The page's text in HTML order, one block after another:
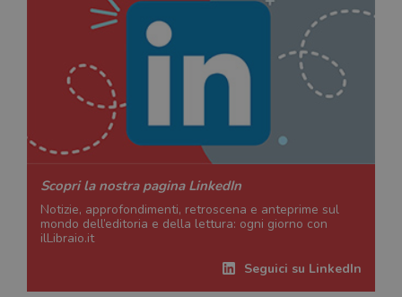
Scopri la nostra pagina LinkedIn
Notizie, approfondimenti, retroscena e anteprime sul
mondo dell’editoria e della lettura: ogni giorno con
ilLibraio.it
Seguici su LinkedIn